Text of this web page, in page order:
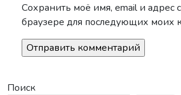
Сохранить моё имя, email и адрес
браузере для последующих моих
Поиск